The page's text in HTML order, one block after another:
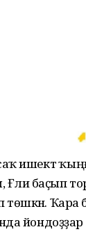
саҡ
баҫып
Ҡара
йондоҙҙар